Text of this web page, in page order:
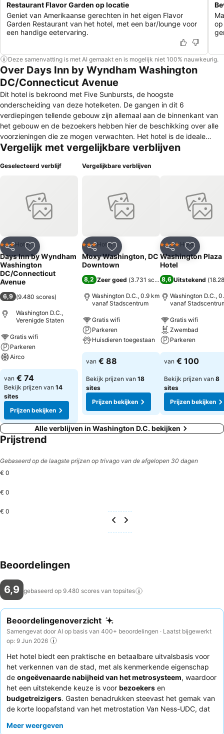
Restaurant Flavor Garden op locatie
Geniet van Amerikaanse gerechten in het eigen Flavor
Garden Restaurant van het hotel, met een bar/lounge voor
een handige eetervaring.
Deze samenvatting is met AI gemaakt en is mogelijk niet 100% nauwkeurig.
Over Days Inn by Wyndham Washington
DC/Connecticut Avenue
Dit hotel is bekroond met Five Sunbursts, de hoogste
onderscheiding van deze hotelketen. De gangen in dit 6
verdiepingen tellende gebouw zijn allemaal aan de binnenkant van
het gebouw en de bezoekers hebben hier de beschikking over alle
voorzieningen die ze mogen verwachten. Het hotel is de ideale
keuze voor zakenreizigers, want ze kunnen (op verzoek) van de
stadshotel is voorzien van airconditioning en biedt in totaal 155
een garderobe, een lift en een kiosk. Een parkeergelegenheid zijn
tegen betaling beschikbaar.
Vergelijk met vergelijkbare verblijven
Geselecteerd verblijf
Delen Toevoegen aan favorieten
3 Sterren
Hotel
Days Inn by Wyndham
Washington
DC/Connecticut
Avenue
6,9 (9.480 scores)
Washington D.C.,
Verenigde Staten
Gratis wifi
Parkeren
Airco
van € 74
Bekijk prijzen van 14
sites
Prijzen bekijken
Vergelijkbare verblijven
Delen Toevoegen aan favorieten
3 Sterren
Hotel
Moxy Washington, DC
Downtown
8,2 Zeer goed (3.731 scores)
Washington D.C., 0.9 km
vanaf Stadscentrum
Gratis wifi
Parkeren
Huisdieren toegestaan
van € 88
Bekijk prijzen van 18
sites
Prijzen bekijken
Delen
4 SterrenHotel
Washington Plaza
Hotel
8,6 Uitstekend (
Washington D.C.,
vanaf
Gratis wifi
Zwembad
Parkeren
van € 100
Bekijk prijzen van 8
sites
Prijzen bekijken
Alle verblijven in Washington D.C. bekijken
Prijstrend
Gebaseerd op de laagste prijzen op trivago van de afgelopen 30 dagen
€ 0
€ 0
€ 0
Beoordelingen
6,9 gebaseerd op 9.480 scores van topsites
Beoordelingenoverzicht
Samengevat door AI op basis van 400+ beoordelingen · Laatst bijgewerkt
op: 9 Jun 2026
Het hotel biedt een praktische en betaalbare uitvalsbasis voor
het verkennen van de stad, met als kenmerkende eigenschap
de ongeëvenaarde nabijheid van het metrosysteem, waardoor
het een uitstekende keuze is voor bezoekers en
budgetreizigers. Gasten benadrukken steevast het gemak van
de korte loopafstand van het metrostation Van Ness-UDC, dat
in het centrum. De omliggende buurt wordt over het algemeen
Meer weergeven